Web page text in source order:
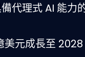
代理式 AI 能
美元成長至 2028